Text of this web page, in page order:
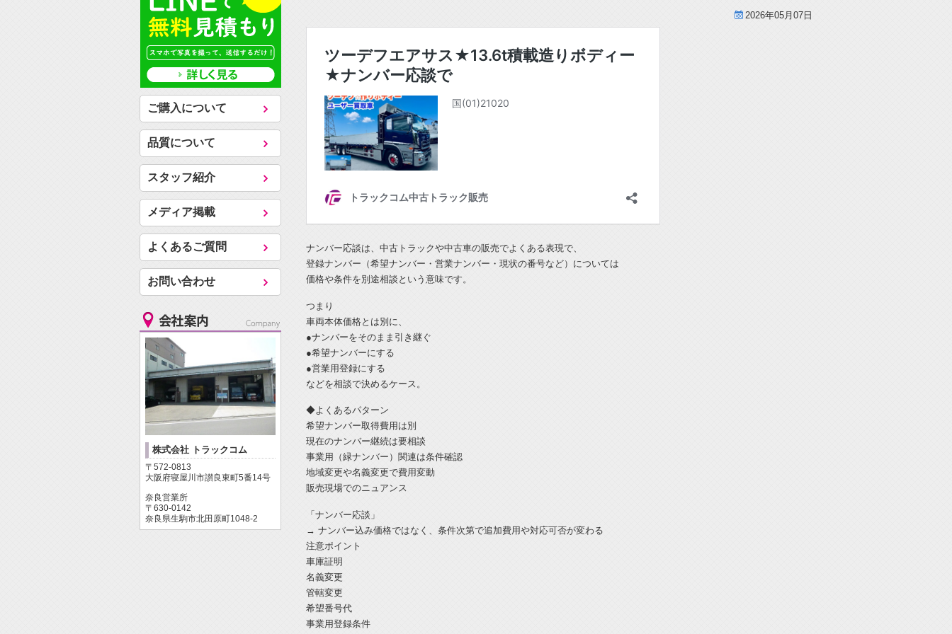
2026年05月07日
ナンバー応談は、中古トラックや中古車の販売でよくある表現で、
登録ナンバー（希望ナンバー・営業ナンバー・現状の番号など）については
価格や条件を別途相談という意味です。
つまり
車両本体価格とは別に、
●ナンバーをそのまま引き継ぐ
●希望ナンバーにする
●営業用登録にする
などを相談で決めるケース。
◆よくあるパターン
希望ナンバー取得費用は別
現在のナンバー継続は要相談
事業用（緑ナンバー）関連は条件確認
地域変更や名義変更で費用変動
販売現場でのニュアンス
「ナンバー応談」
→ ナンバー込み価格ではなく、条件次第で追加費用や対応可否が変わる
注意ポイント
車庫証明
名義変更
管轄変更
希望番号代
事業用登録条件
ご購入について
品質について
スタッフ紹介
メディア掲載
よくあるご質問
お問い合わせ
株式会社 トラックコム
〒572-0813
大阪府寝屋川市讃良東町5番14号
奈良営業所
〒630-0142
奈良県生駒市北田原町1048-2